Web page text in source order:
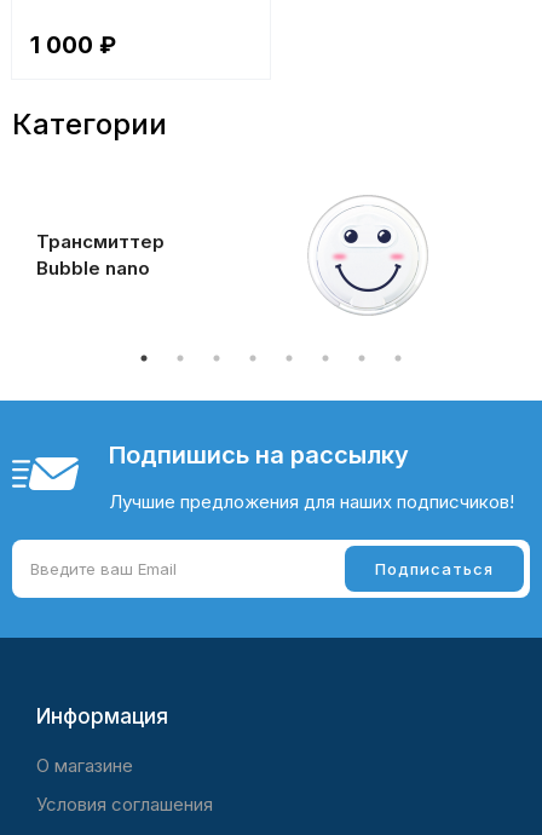
1 000 ₽
Категории
Трансмиттер
Bubble nano
Подпишись на рассылку
Лучшие предложения для наших подписчиков!
Информация
O магазине
Условия соглашения